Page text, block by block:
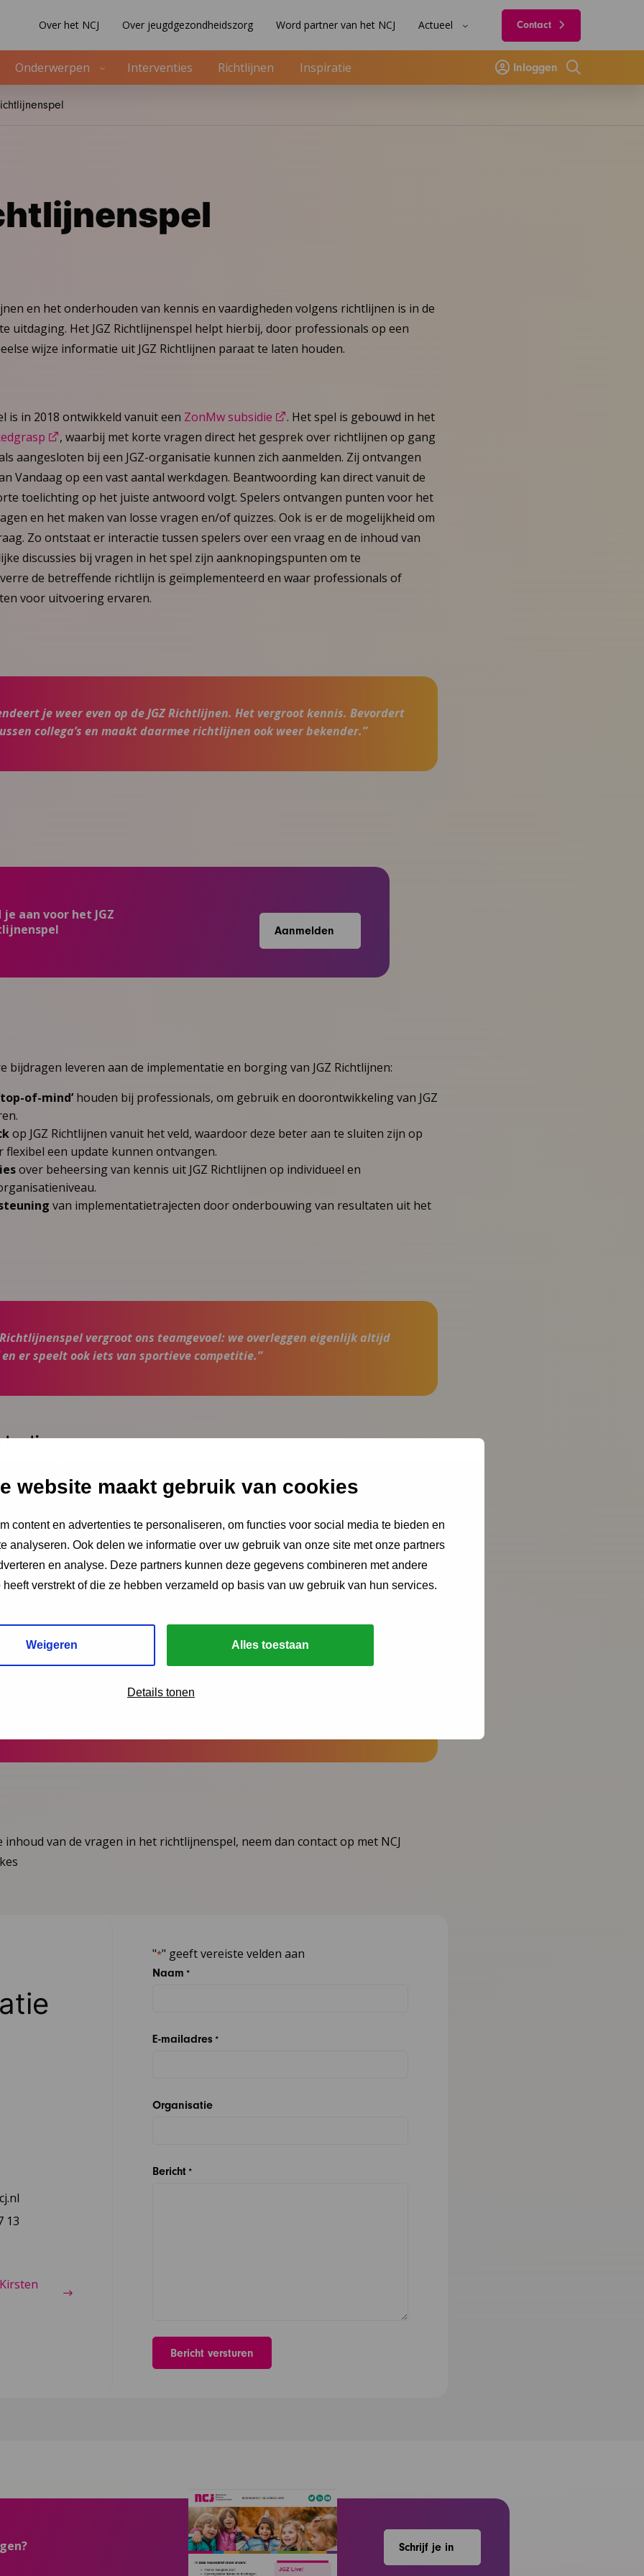
website maakt gebruik van cookies
content en advertenties te personaliseren, om functies voor social media te bieden en
analyseren. Ook delen we informatie over uw gebruik van onze site met onze partners
en analyse. Deze partners kunnen deze gegevens combineren met andere
verstrekt of die ze hebben verzameld op basis van uw gebruik van hun services.
Weigeren Alles toestaan
Details tonen
Over het NCJ Over jeugdgezondheidszorg Word partner van het NCJ Actueel Contact
Onderwerpen Interventies Richtlijnen Inspiratie Inloggen
Zoeken
en het onderhouden van kennis en vaardigheden volgens richtlijnen is in de
uitdaging. Het JGZ Richtlijnenspel helpt hierbij, door professionals op een
wijze informatie uit JGZ Richtlijnen paraat te laten houden.
is in 2018 ontwikkeld vanuit een ZonMw subsidie
. Het spel is gebouwd in het
, waarbij met korte vragen direct het gesprek over richtlijnen op gang
aangesloten bij een JGZ-organisatie kunnen zich aanmelden. Zij ontvangen
Vandaag op een vast aantal werkdagen. Beantwoording kan direct vanuit de
toelichting op het juiste antwoord volgt. Spelers ontvangen punten voor het
en het maken van losse vragen en/of quizzes. Ook is er de mogelijkheid om
Zo ontstaat er interactie tussen spelers over een vraag en de inhoud van
discussies bij vragen in het spel zijn aanknopingspunten om te
de betreffende richtlijn is geïmplementeerd en waar professionals of
voor uitvoering ervaren.
je weer even op de JGZ Richtlijnen. Het vergroot kennis. Bevordert
collega’s en maakt daarmee richtlijnen ook weer bekender.”
je aan voor het JGZ
Aanmelden
bijdragen leveren aan de implementatie en borging van JGZ Richtlijnen:
of-mind’houden bij professionals, om gebruik en doorontwikkeling van JGZ
op JGZ Richtlijnen vanuit het veld, waardoor deze beter aan te sluiten zijn op
flexibel een update kunnen ontvangen.
over beheersing van kennis uit JGZ Richtlijnen op individueel en
van implementatietrajecten door onderbouwing van resultaten uit het
Richtlijnenspel vergroot ons teamgevoel: we overleggen eigenlijk altijd
er speelt ook iets van sportieve competitie.”
is laagdrempelig ingericht om spelers in zeer korte tijd een leermoment te
het gevoel van extra werkdruk, een slaag/zak oordeel of verlies van tijd.
spel. Het NCJ werkt aan een vaste plek voor het spel binnen de implementatie
de daarbij horende
voor implementatie en borging.
nieuwe, prikkelende vragen over JGZ Richtlijnen om op te nemen in het
inhoud van de vragen in het richtlijnenspel, neem dan contact op met NCJ
13
"*" geeft vereiste velden aan
Naam *
E-mailadres *
Organisatie
Bericht *
Schrijf je in